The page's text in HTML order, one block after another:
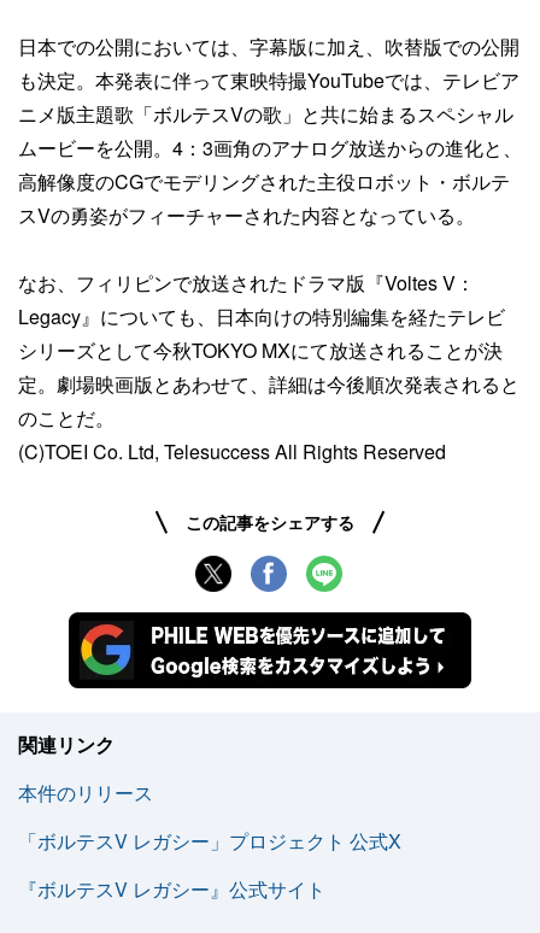
日本での公開においては、字幕版に加え、吹替版での公開
も決定。本発表に伴って東映特撮YouTubeでは、テレビア
ニメ版主題歌「ボルテスVの歌」と共に始まるスペシャル
ムービーを公開。4：3画角のアナログ放送からの進化と、
高解像度のCGでモデリングされた主役ロボット・ボルテ
スVの勇姿がフィーチャーされた内容となっている。
なお、フィリピンで放送されたドラマ版『Voltes V：
Legacy』についても、日本向けの特別編集を経たテレビ
シリーズとして今秋TOKYO MXにて放送されることが決
定。劇場映画版とあわせて、詳細は今後順次発表されると
のことだ。
(C)TOEI Co. Ltd, Telesuccess All Rights Reserved
この記事をシェアする
関連リンク
本件のリリース
「ボルテスV レガシー」プロジェクト 公式X
『ボルテスV レガシー』公式サイト